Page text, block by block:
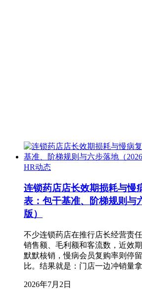
HR动态
连锁药店店长效期损耗与慢
表：包干基准、阶梯规则与
版）
不少连锁药店在推行店长经营责
销售额、毛利额和客流数，近效
默默核销，慢病会员复购率则停
比。结果就是：门店一边冲销量
2026年7月2日